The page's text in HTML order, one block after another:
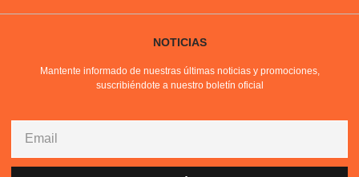
NOTICIAS
Mantente informado de nuestras últimas noticias y promociones,
suscribiéndote a nuestro boletín oficial